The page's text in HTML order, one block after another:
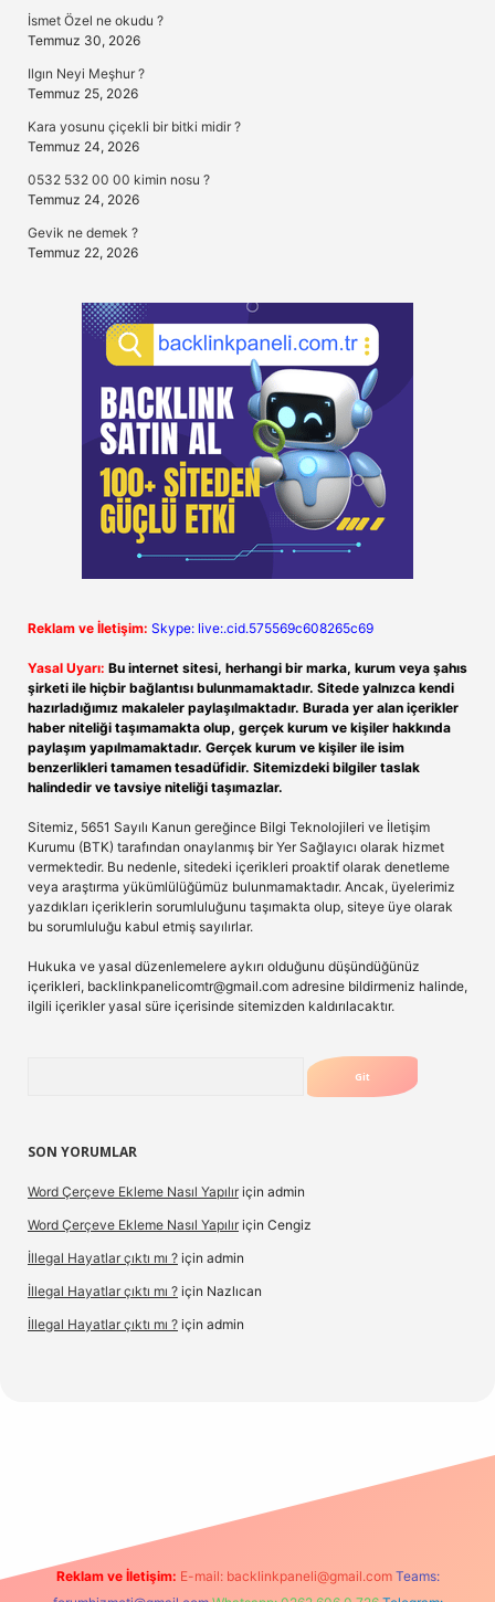
İsmet Özel ne okudu ?
Temmuz 30, 2026
Ilgın Neyi Meşhur ?
Temmuz 25, 2026
Kara yosunu çiçekli bir bitki midir ?
Temmuz 24, 2026
0532 532 00 00 kimin nosu ?
Temmuz 24, 2026
Gevik ne demek ?
Temmuz 22, 2026
Reklam ve İletişim: Skype: live:.cid.575569c608265c69
Yasal Uyarı: Bu internet sitesi, herhangi bir marka, kurum veya şahıs
şirketi ile hiçbir bağlantısı bulunmamaktadır. Sitede yalnızca kendi
hazırladığımız makaleler paylaşılmaktadır. Burada yer alan içerikler
haber niteliği taşımamakta olup, gerçek kurum ve kişiler hakkında
paylaşım yapılmamaktadır. Gerçek kurum ve kişiler ile isim
benzerlikleri tamamen tesadüfidir. Sitemizdeki bilgiler taslak
halindedir ve tavsiye niteliği taşımazlar.
Sitemiz, 5651 Sayılı Kanun gereğince Bilgi Teknolojileri ve İletişim
Kurumu (BTK) tarafından onaylanmış bir Yer Sağlayıcı olarak hizmet
vermektedir. Bu nedenle, sitedeki içerikleri proaktif olarak denetleme
veya araştırma yükümlülüğümüz bulunmamaktadır. Ancak, üyelerimiz
yazdıkları içeriklerin sorumluluğunu taşımakta olup, siteye üye olarak
bu sorumluluğu kabul etmiş sayılırlar.
Hukuka ve yasal düzenlemelere aykırı olduğunu düşündüğünüz
içerikleri, backlinkpanelicomtr@gmail.com adresine bildirmeniz halinde,
ilgili içerikler yasal süre içerisinde sitemizden kaldırılacaktır.
SON YORUMLAR
Word Çerçeve Ekleme Nasıl Yapılır için admin
Word Çerçeve Ekleme Nasıl Yapılır için Cengiz
İllegal Hayatlar çıktı mı ? için admin
İllegal Hayatlar çıktı mı ? için Nazlıcan
İllegal Hayatlar çıktı mı ? için admin
Reklam ve İletişim: E-mail: backlinkpaneli@gmail.com Teams: